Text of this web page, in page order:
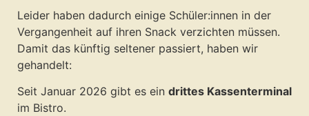
Leider haben dadurch einige Schüler:innen in der
Vergangenheit auf ihren Snack verzichten müssen.
Damit das künftig seltener passiert, haben wir
gehandelt:
Seit Januar 2026 gibt es ein drittes Kassenterminal
im Bistro.